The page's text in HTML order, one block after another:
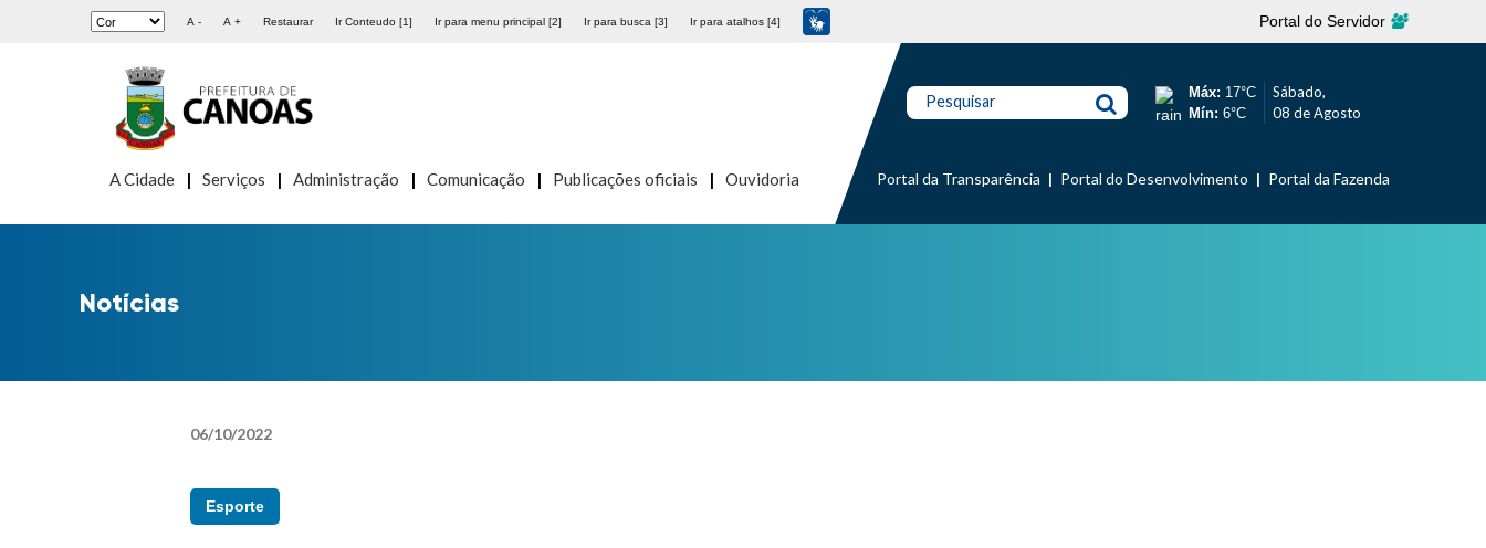
A - A + Restaurar Ir Conteudo [1] Ir para menu principal [2] Ir para busca [3] Ir para atalhos [4] Portal do Servidor
A Cidade Serviços Administração Comunicação Publicações oficiais Ouvidoria
Pesquisar Máx: 17°C
Mín: 6°C
Sábado,
08 de Agosto
Portal da Transparência Portal do Desenvolvimento Portal da Fazenda
Notícias
06/10/2022
Esporte